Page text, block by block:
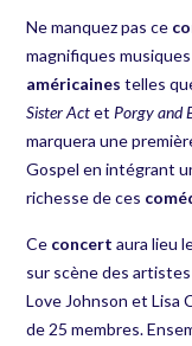
Ne manquez pas ce
magnifiques
américaines telles
Sister Actet Porgy and
marquera une
Gospel en intégrant
richesse de ces
Ce concert aura lieu
sur scène des
Love Johnson et Lisa
de 25 membres.